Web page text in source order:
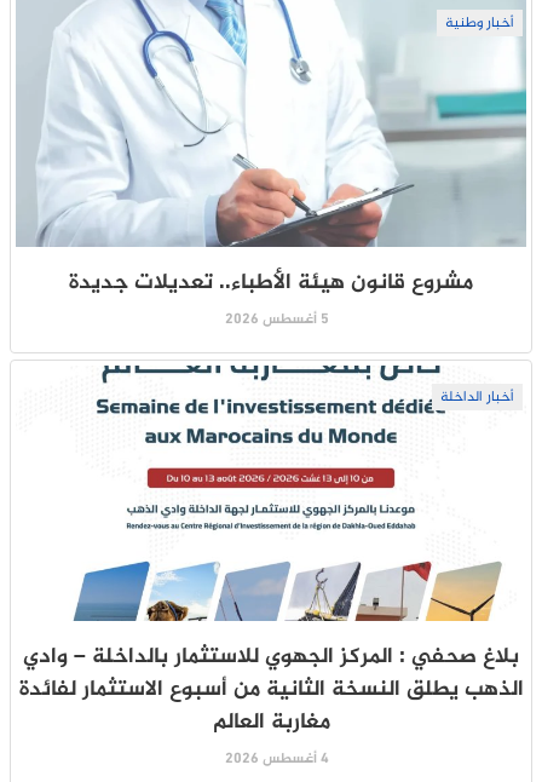
أخبار وطنية
مشروع قانون هيئة الأطباء.. تعديلات جديدة
5 أغسطس 2026
أخبار الداخلة
بلاغ صحفي : المركز الجهوي للاستثمار بالداخلة – وادي
الذهب يطلق النسخة الثانية من أسبوع الاستثمار لفائدة
مغاربة العالم
4 أغسطس 2026